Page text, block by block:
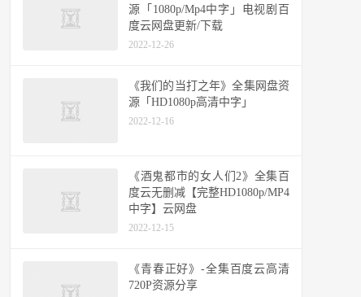
源「1080p/Mp4中字」电视剧百
度云网盘更新/下载
2022-12-26
《我们的当打之年》全集网盘资
源「HD1080p高清中字」
2022-12-16
《酒鬼都市的女人们2》全集百
度云无删减【完整HD1080p/MP4
中字】云网盘
2022-12-15
《青春正好》-全集百度云高清
720P资源分享